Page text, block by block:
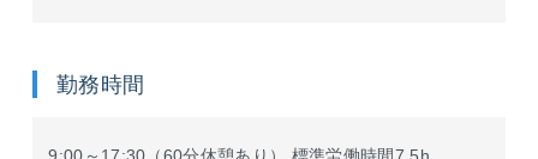
勤務時間